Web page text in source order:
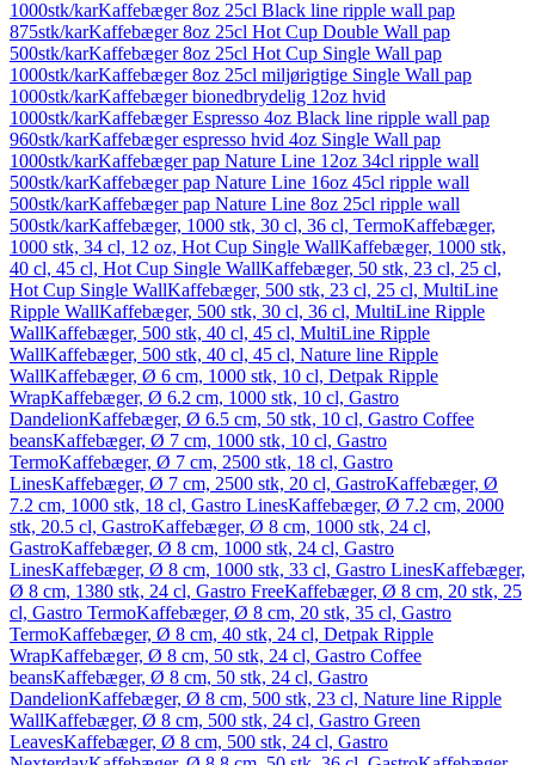
1000stk/karKaffebæger 8oz 25cl Black line ripple wall pap
875stk/karKaffebæger 8oz 25cl Hot Cup Double Wall pap
500stk/karKaffebæger 8oz 25cl Hot Cup Single Wall pap
1000stk/karKaffebæger 8oz 25cl miljørigtige Single Wall pap
1000stk/karKaffebæger bionedbrydelig 12oz hvid
1000stk/karKaffebæger Espresso 4oz Black line ripple wall pap
960stk/karKaffebæger espresso hvid 4oz Single Wall pap
1000stk/karKaffebæger pap Nature Line 12oz 34cl ripple wall
500stk/karKaffebæger pap Nature Line 16oz 45cl ripple wall
500stk/karKaffebæger pap Nature Line 8oz 25cl ripple wall
500stk/karKaffebæger, 1000 stk, 30 cl, 36 cl, TermoKaffebæger,
1000 stk, 34 cl, 12 oz, Hot Cup Single WallKaffebæger, 1000 stk,
40 cl, 45 cl, Hot Cup Single WallKaffebæger, 50 stk, 23 cl, 25 cl,
Hot Cup Single WallKaffebæger, 500 stk, 23 cl, 25 cl, MultiLine
Ripple WallKaffebæger, 500 stk, 30 cl, 36 cl, MultiLine Ripple
WallKaffebæger, 500 stk, 40 cl, 45 cl, MultiLine Ripple
WallKaffebæger, 500 stk, 40 cl, 45 cl, Nature line Ripple
WallKaffebæger, Ø 6 cm, 1000 stk, 10 cl, Detpak Ripple
WrapKaffebæger, Ø 6.2 cm, 1000 stk, 10 cl, Gastro
DandelionKaffebæger, Ø 6.5 cm, 50 stk, 10 cl, Gastro Coffee
beansKaffebæger, Ø 7 cm, 1000 stk, 10 cl, Gastro
TermoKaffebæger, Ø 7 cm, 2500 stk, 18 cl, Gastro
LinesKaffebæger, Ø 7 cm, 2500 stk, 20 cl, GastroKaffebæger, Ø
7.2 cm, 1000 stk, 18 cl, Gastro LinesKaffebæger, Ø 7.2 cm, 2000
stk, 20.5 cl, GastroKaffebæger, Ø 8 cm, 1000 stk, 24 cl,
GastroKaffebæger, Ø 8 cm, 1000 stk, 24 cl, Gastro
LinesKaffebæger, Ø 8 cm, 1000 stk, 33 cl, Gastro LinesKaffebæger,
Ø 8 cm, 1380 stk, 24 cl, Gastro FreeKaffebæger, Ø 8 cm, 20 stk, 25
cl, Gastro TermoKaffebæger, Ø 8 cm, 20 stk, 35 cl, Gastro
TermoKaffebæger, Ø 8 cm, 40 stk, 24 cl, Detpak Ripple
WrapKaffebæger, Ø 8 cm, 50 stk, 24 cl, Gastro Coffee
beansKaffebæger, Ø 8 cm, 50 stk, 24 cl, Gastro
DandelionKaffebæger, Ø 8 cm, 500 stk, 23 cl, Nature line Ripple
WallKaffebæger, Ø 8 cm, 500 stk, 24 cl, Gastro Green
LeavesKaffebæger, Ø 8 cm, 500 stk, 24 cl, Gastro